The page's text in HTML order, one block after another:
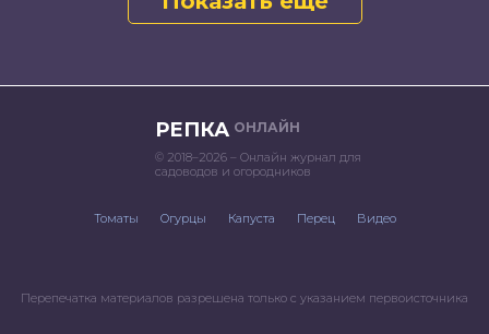
РЕПКА ОНЛАЙН
© 2018–2026 – Онлайн журнал для
садоводов и огородников
Томаты Огурцы Капуста Перец Видео
Перепечатка материалов разрешена только с указанием первоисточника